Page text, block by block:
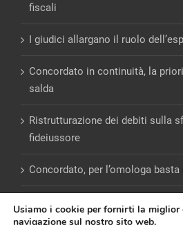
fiscali
I giudici allargano il ruolo
Concordato in continuità, la
salda
Ristrutturazione dei debiti sulla
fideiussore
Concordato, per l’omologa
Usiamo i cookie per fornirti la miglior
navigazione sul nostro sito web.